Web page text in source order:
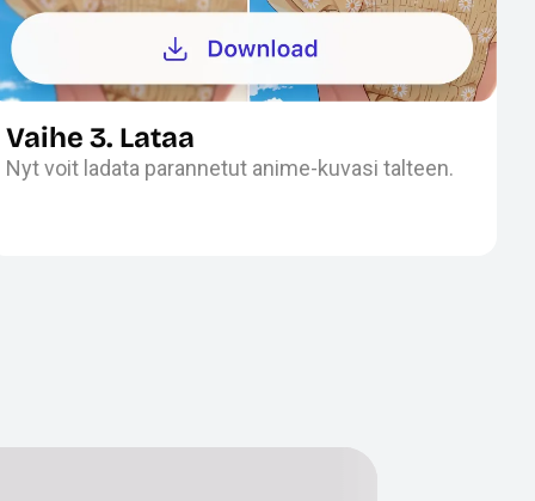
Vaihe 3. Lataa
Nyt voit ladata parannetut anime-kuvasi talteen.